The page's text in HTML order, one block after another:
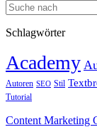
Schlagwörter
Academy
Autoren SEO Stil
Tutorial
Content Marketing